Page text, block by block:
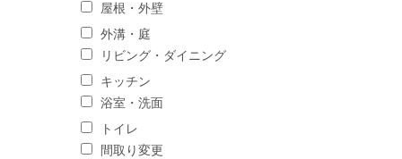
屋根・外壁
外溝・庭
リビング・ダイニング
キッチン
浴室・洗面
トイレ
間取り変更